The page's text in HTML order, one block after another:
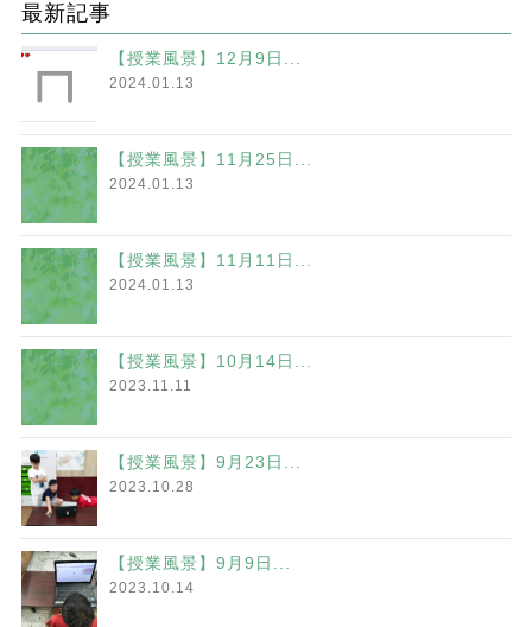
最新記事
【授業風景】12月9日...
2024.01.13
【授業風景】11月25日...
2024.01.13
【授業風景】11月11日...
2024.01.13
【授業風景】10月14日...
2023.11.11
【授業風景】9月23日...
2023.10.28
【授業風景】9月9日...
2023.10.14